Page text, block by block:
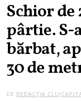
Schior de
pârtie. S-
bărbat,
30 de
DE REDACȚIA